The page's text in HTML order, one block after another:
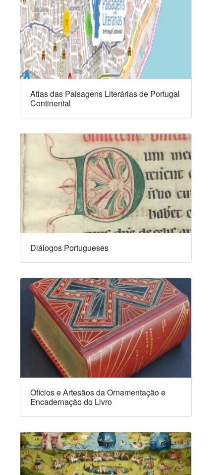
Atlas das Paisagens Literárias de Portugal
Continental
Diálogos Portugueses
Ofícios e Artesãos da Ornamentação e
Encadernação do Livro